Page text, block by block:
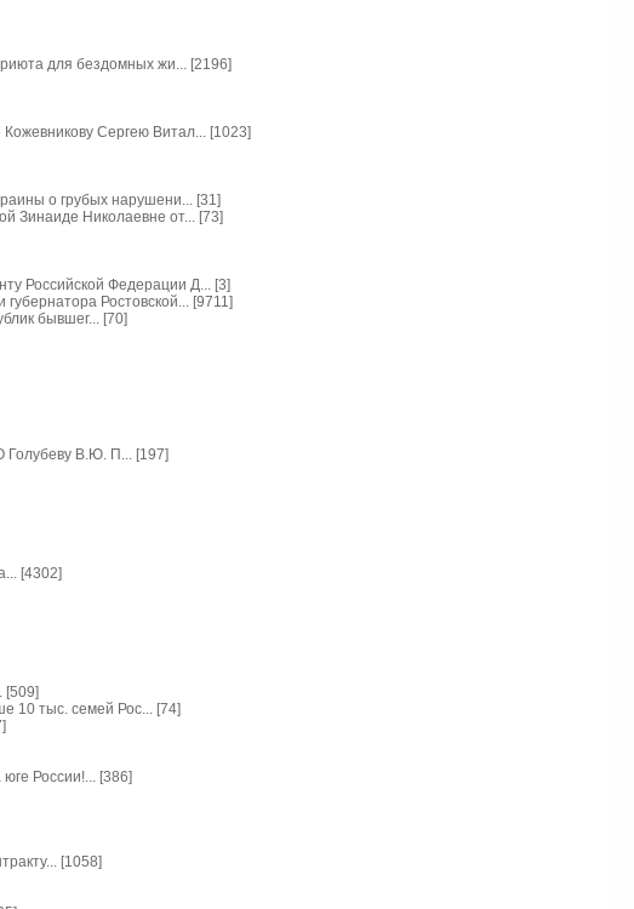
для бездомных жи... [2196]
Сергею Витал... [1023]
о грубых нарушени... [31]
Зинаиде Николаевне от... [73]
Российской Федерации Д... [3]
Ростовской... [9711]
бывшег... [70]
Голубеву В.Ю. П... [197]
[4302]
[509]
10 тыс. семей Рос... [74]
России!... [386]
[1058]